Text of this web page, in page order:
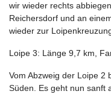
wir wieder rechts
Reichersdorf und an
wieder zur
Loipe 3: Länge 9,7 km,
Vom Abzweig der Loipe 2
Süden. Es geht nun sanft